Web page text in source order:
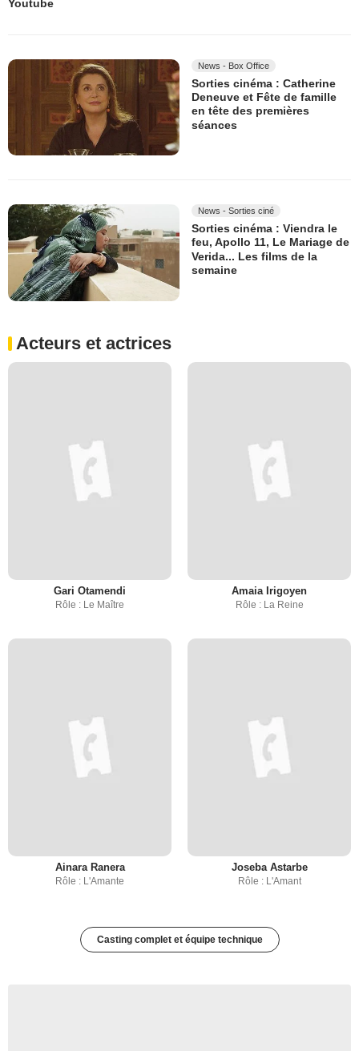
Youtube
News - Box Office
Sorties cinéma : Catherine
Deneuve et Fête de famille
en tête des premières
séances
News - Sorties ciné
Sorties cinéma : Viendra le
feu, Apollo 11, Le Mariage de
Verida... Les films de la
semaine
Acteurs et actrices
Gari Otamendi
Rôle : Le Maître
Amaia Irigoyen
Rôle : La Reine
Ainara Ranera
Rôle : L'Amante
Joseba Astarbe
Rôle : L'Amant
Casting complet et équipe technique